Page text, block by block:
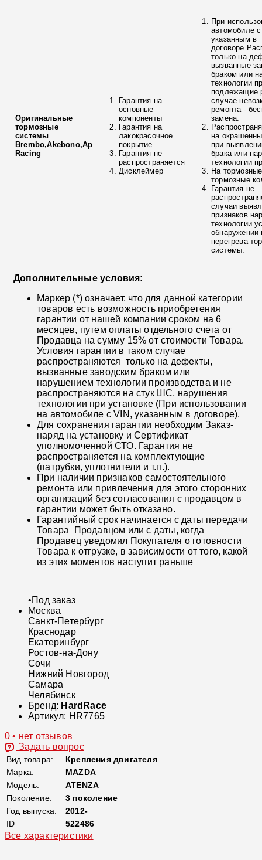
Оригинальные
тормозные
системы
Brembo,Akebono,Ap
Racing
Гарантия на
основные
компоненты
Гарантия на
лакокрасочное
покрытие
Гарантия не
распространяется
Дисклеймер
При
автомобиле
указанным в
только на
вызванные
браком или
технологии
подлежащие
случае
ремонта -
замена.
на
при
брака или
технологии
На
тормозные
Гарантия не
случаи
признаков
технологии
обнаружении
перегрева
системы.
Дополнительные условия:
Маркер (*) означает, что для данной категории
товаров есть возможность приобретения
гарантии от нашей компании сроком на 6
месяцев, путем оплаты отдельного счета от
Продавца на сумму 15% от стоимости Товара.
Условия гарантии в таком случае
распространяются только на дефекты,
вызванные заводским браком или
нарушением технологии производства и не
распространяются на стук ШС, нарушения
технологии при установке (При использовании
на автомобиле с VIN, указанным в договоре).
Для сохранения гарантии необходим Заказ-
наряд на установку и Сертификат
уполномоченной СТО. Гарантия не
распространяется на комплектующие
(патрубки, уплотнители и т.п.).
При наличии признаков самостоятельного
ремонта или привлечения для этого сторонних
организаций без согласования с продавцом в
гарантии может быть отказано.
Гарантийный срок начинается с даты передачи
Товара Продавцом или с даты, когда
Продавец уведомил Покупателя о готовности
Товара к отгрузке, в зависимости от того, какой
из этих моментов наступит раньше
•Под заказ
Москва
Санкт-Петербург
Краснодар
Екатеринбург
Ростов-на-Дону
Сочи
Нижний Новгород
Самара
Челябинск
Бренд: HardRace
Артикул: HR7765
0 • нет отзывов
Задать вопрос
Вид товара:
Крепления двигателя
Марка:
MAZDA
Модель:
ATENZA
Поколение:
3 поколение
Год выпуска:
2012-
ID
522486
Все характеристики